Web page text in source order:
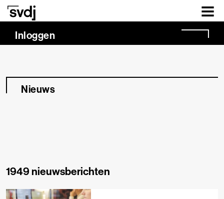
Naar hoofdinhoud
Inloggen
Nieuws
1949 nieuwsberichten